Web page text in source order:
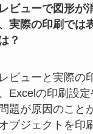
ビューで図形が
実際の印刷では
？
ビューと実際の
Excelの印刷設
題が原因のこと
ブジェクトを印